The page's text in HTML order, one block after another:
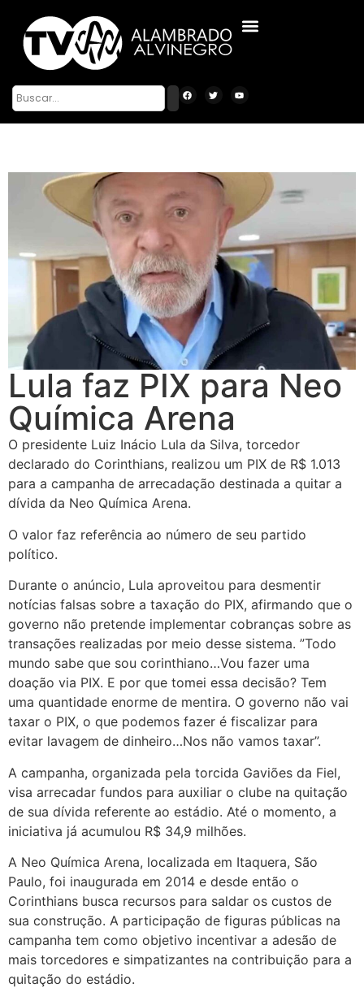
Lula faz PIX para Neo
Química Arena
O presidente Luiz Inácio Lula da Silva, torcedor
declarado do Corinthians, realizou um PIX de R$ 1.013
para a campanha de arrecadação destinada a quitar a
dívida da Neo Química Arena.
O valor faz referência ao número de seu partido
político.
Durante o anúncio, Lula aproveitou para desmentir
notícias falsas sobre a taxação do PIX, afirmando que o
governo não pretende implementar cobranças sobre as
transações realizadas por meio desse sistema. ”Todo
mundo sabe que sou corinthiano…Vou fazer uma
doação via PIX. E por que tomei essa decisão? Tem
uma quantidade enorme de mentira. O governo não vai
taxar o PIX, o que podemos fazer é fiscalizar para
evitar lavagem de dinheiro…Nos não vamos taxar”.
A campanha, organizada pela torcida Gaviões da Fiel,
visa arrecadar fundos para auxiliar o clube na quitação
de sua dívida referente ao estádio. Até o momento, a
iniciativa já acumulou R$ 34,9 milhões.
A Neo Química Arena, localizada em Itaquera, São
Paulo, foi inaugurada em 2014 e desde então o
Corinthians busca recursos para saldar os custos de
sua construção. A participação de figuras públicas na
campanha tem como objetivo incentivar a adesão de
mais torcedores e simpatizantes na contribuição para a
quitação do estádio.